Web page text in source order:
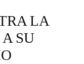
LA
SU